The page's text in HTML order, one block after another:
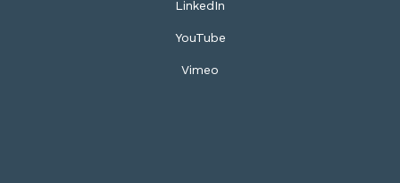
LinkedIn
YouTube
Vimeo